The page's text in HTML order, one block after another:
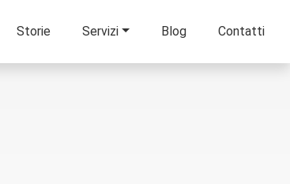
Storie Servizi Blog Contatti